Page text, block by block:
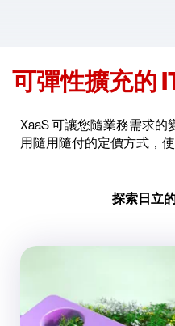
可彈性擴充的
XaaS 可讓您隨業務需求
用隨用隨付的定價方式，
探索日立